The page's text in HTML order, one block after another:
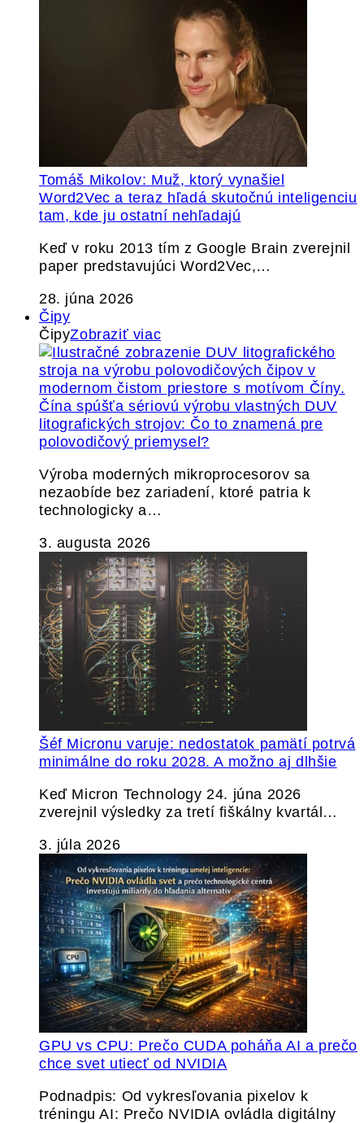
Tomáš Mikolov: Muž, ktorý vynašiel
Word2Vec a teraz hľadá skutočnú inteligenciu
tam, kde ju ostatní nehľadajú
Keď v roku 2013 tím z Google Brain zverejnil
paper predstavujúci Word2Vec,…
28. júna 2026
Čipy
ČipyZobraziť viac
Čína spúšťa sériovú výrobu vlastných DUV
litografických strojov: Čo to znamená pre
polovodičový priemysel?
Výroba moderných mikroprocesorov sa
nezaobíde bez zariadení, ktoré patria k
technologicky a…
3. augusta 2026
Šéf Micronu varuje: nedostatok pamätí potrvá
minimálne do roku 2028. A možno aj dlhšie
Keď Micron Technology 24. júna 2026
zverejnil výsledky za tretí fiškálny kvartál…
3. júla 2026
GPU vs CPU: Prečo CUDA poháňa AI a prečo
chce svet utiecť od NVIDIA
Podnadpis: Od vykresľovania pixelov k
tréningu AI: Prečo NVIDIA ovládla digitálny